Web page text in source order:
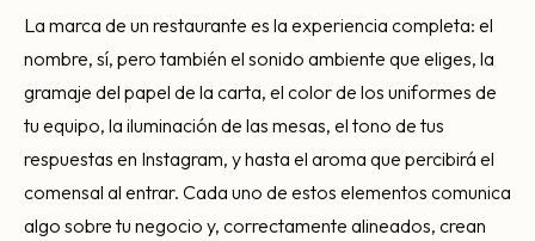
Consultoría Barcelona
Traspasar restaurante
Mi restaurante va a cerrar
La marca de un restaurante es la experiencia completa: el
nombre, sí, pero también el sonido ambiente que eliges, la
gramaje del papel de la carta, el color de los uniformes de
tu equipo, la iluminación de las mesas, el tono de tus
respuestas en Instagram, y hasta el aroma que percibirá el
comensal al entrar. Cada uno de estos elementos comunica
algo sobre tu negocio y, correctamente alineados, crean